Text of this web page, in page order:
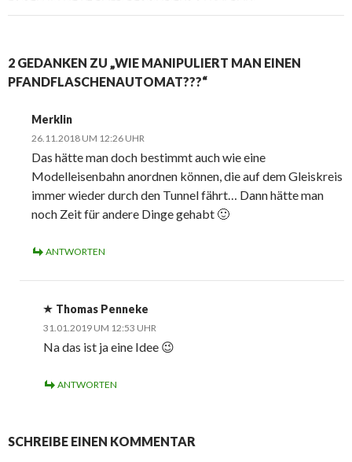
2 GEDANKEN ZU „WIE MANIPULIERT MAN EINEN
PFANDFLASCHENAUTOMAT???“
Merklin
26.11.2018 UM 12:26 UHR
Das hätte man doch bestimmt auch wie eine
Modelleisenbahn anordnen können, die auf dem Gleiskreis
immer wieder durch den Tunnel fährt… Dann hätte man
noch Zeit für andere Dinge gehabt 🙂
ANTWORTEN
Thomas Penneke
31.01.2019 UM 12:53 UHR
Na das ist ja eine Idee 😉
ANTWORTEN
SCHREIBE EINEN KOMMENTAR